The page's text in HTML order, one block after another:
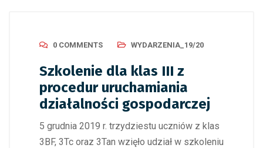
0 COMMENTS WYDARZENIA_19/20
Szkolenie dla klas III z
procedur uruchamiania
działalności gospodarczej
5 grudnia 2019 r. trzydziestu uczniów z klas
3BF, 3Tc oraz 3Tan wzięło udział w szkoleniu